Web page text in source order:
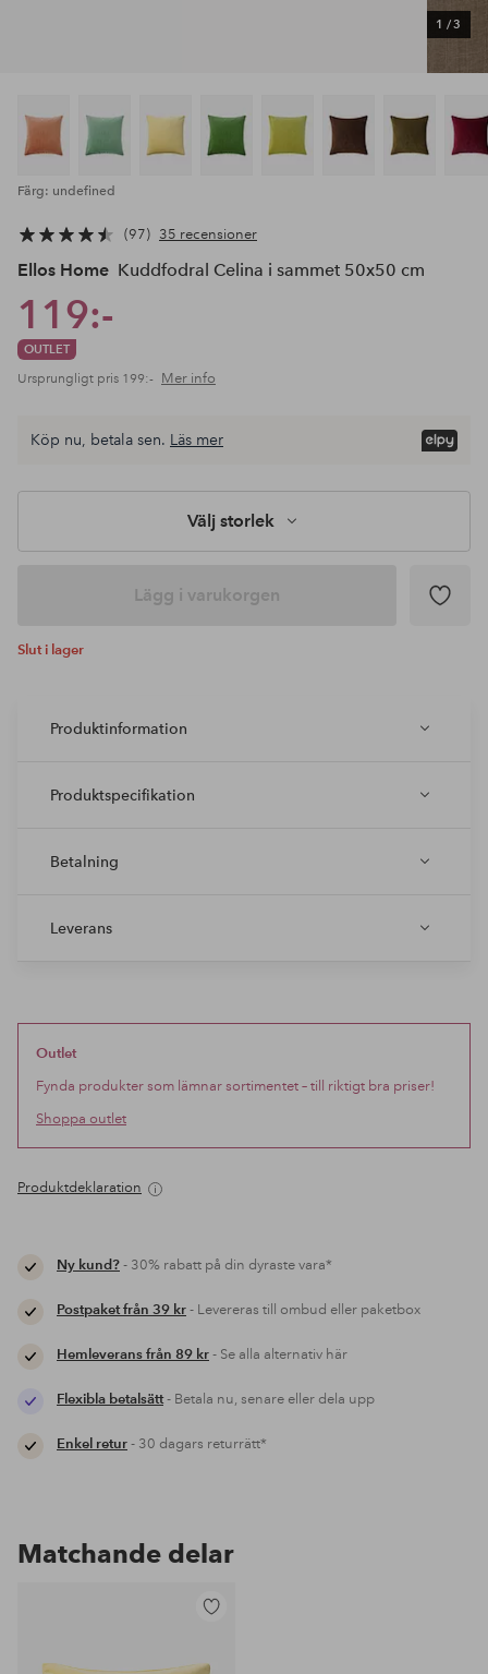
1 /3
Färg: undefined
97 35 recensioner
Ellos Home Kuddfodral Celina i sammet 50x50 cm
119:-
OUTLET
Ursprungligt pris 199:- Mer info
Köp nu, betala sen. Läs mer
Välj storlek
Lägg i varukorgen
Slut i lager
Produktinformation
Produktspecifikation
Betalning
Leverans
Outlet
Fynda produkter som lämnar sortimentet – till riktigt bra priser!
Shoppa outlet
Produktdeklaration
Ny kund?- 30% rabatt på din dyraste vara*
Postpaket från 39 kr- Levereras till ombud eller paketbox
Hemleverans från 89 kr- Se alla alternativ här
Flexibla betalsätt- Betala nu, senare eller dela upp
Enkel retur- 30 dagars returrätt*
Matchande delar